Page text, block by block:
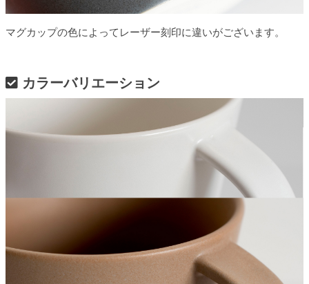
マグカップの色によってレーザー刻印に違いがございます。
カラーバリエーション